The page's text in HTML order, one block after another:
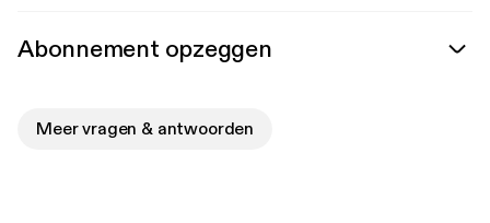
Abonnement opzeggen
Meer vragen & antwoorden